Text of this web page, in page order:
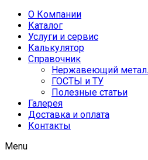
О Компании
Каталог
Услуги и сервис
Калькулятор
Справочник
Нержавеющий
ГОСТЫ и ТУ
Полезные статьи
Галерея
Доставка и оплата
Контакты
Menu